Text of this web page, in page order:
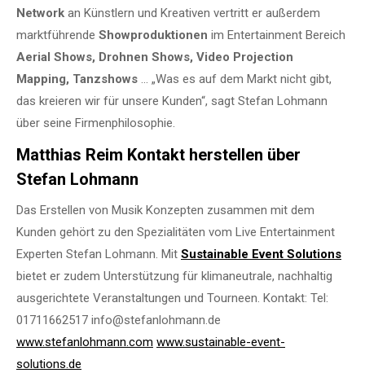
Network an Künstlern und Kreativen vertritt er außerdem
marktführende Showproduktionen im Entertainment Bereich
Aerial Shows, Drohnen Shows, Video Projection
Mapping, Tanzshows … „Was es auf dem Markt nicht gibt,
das kreieren wir für unsere Kunden“, sagt Stefan Lohmann
über seine Firmenphilosophie.
Matthias Reim Kontakt herstellen über
Stefan Lohmann
Das Erstellen von Musik Konzepten zusammen mit dem
Kunden gehört zu den Spezialitäten vom Live Entertainment
Experten Stefan Lohmann. Mit Sustainable Event Solutions
bietet er zudem Unterstützung für klimaneutrale, nachhaltig
ausgerichtete Veranstaltungen und Tourneen. Kontakt: Tel:
01711662517 info@stefanlohmann.de
www.stefanlohmann.com www.sustainable-event-
solutions.de